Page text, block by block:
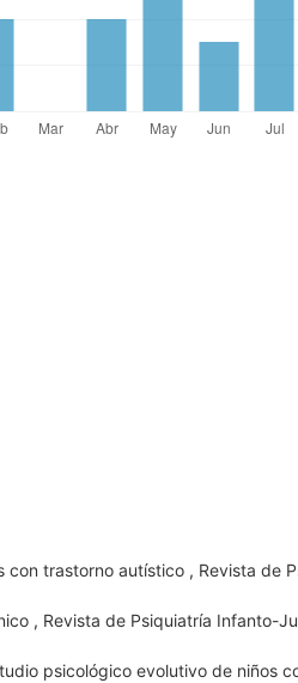
con trastorno autístico , Revista de
, Revista de Psiquiatría Infanto-
psicológico evolutivo de niños